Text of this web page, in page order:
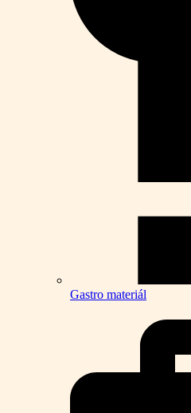
Gastro materiál